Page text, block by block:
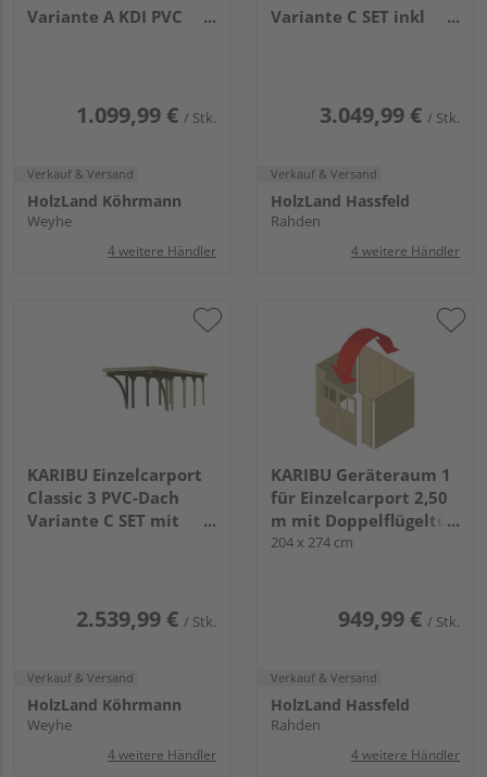
Variante A KDI PVC
1.099,99 € / Stk.
Verkauf & Versand
HolzLand Köhrmann
Weyhe
4 weitere Händler
Variante C SET inkl
3.049,99 € / Stk.
Verkauf & Versand
HolzLand Hassfeld
Rahden
4 weitere Händler
KARIBU Einzelcarport
Classic 3 PVC-Dach
Variante C SET mit
2.539,99 € / Stk.
Verkauf & Versand
HolzLand Köhrmann
Weyhe
4 weitere Händler
KARIBU Geräteraum 1
für Einzelcarport 2,50
m mit Doppelflügeltür
in der Front KDI
204 x 274 cm
949,99 € / Stk.
Verkauf & Versand
HolzLand Hassfeld
Rahden
4 weitere Händler